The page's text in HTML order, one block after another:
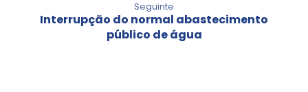
Seguinte
Interrupção do normal abastecimento
público de água